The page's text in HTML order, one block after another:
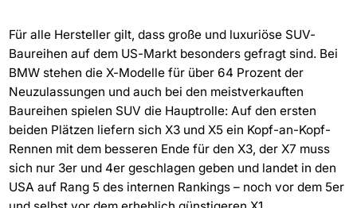
Für alle Hersteller gilt, dass große und luxuriöse SUV-
Baureihen auf dem US-Markt besonders gefragt sind. Bei
BMW stehen die X-Modelle für über 64 Prozent der
Neuzulassungen und auch bei den meistverkauften
Baureihen spielen SUV die Hauptrolle: Auf den ersten
beiden Plätzen liefern sich X3 und X5 ein Kopf-an-Kopf-
Rennen mit dem besseren Ende für den X3, der X7 muss
sich nur 3er und 4er geschlagen geben und landet in den
USA auf Rang 5 des internen Rankings – noch vor dem 5er